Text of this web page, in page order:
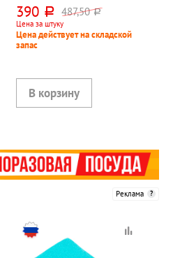
молочное, 90см*50см,
хлопок, 320г⁄м², ТУРЦИЯ
390 руб. 487,50 руб.
Цена за штуку
Цена действует на складской
запас
Реклама